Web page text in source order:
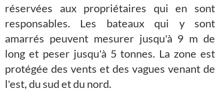
réservées aux propriétaires qui en sont
responsables. Les bateaux qui y sont
amarrés peuvent mesurer jusqu'à 9 m de
long et peser jusqu'à 5 tonnes. La zone est
protégée des vents et des vagues venant de
l'est, du sud et du nord.